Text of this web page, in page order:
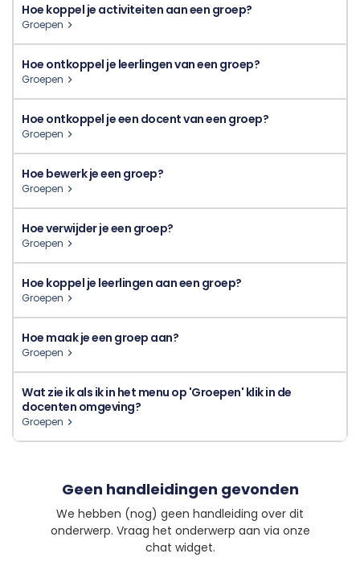
Hoe koppel je activiteiten aan een groep?
Groepen
Hoe ontkoppel je leerlingen van een groep?
Groepen
Hoe ontkoppel je een docent van een groep?
Groepen
Hoe bewerk je een groep?
Groepen
Hoe verwijder je een groep?
Groepen
Hoe koppel je leerlingen aan een groep?
Groepen
Hoe maak je een groep aan?
Groepen
Wat zie ik als ik in het menu op 'Groepen' klik in de
docenten omgeving?
Groepen
Geen handleidingen gevonden
We hebben (nog) geen handleiding over dit
onderwerp. Vraag het onderwerp aan via onze
chat widget.